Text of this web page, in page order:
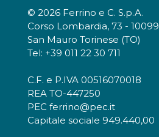
© 2026 Ferrino e C. S.p.A.
Corso Lombardia, 73 - 10099
San Mauro Torinese (TO)
Tel: +39 011 22 30 711
C.F. e P.IVA 00516070018
REA TO-447250
PEC ferrino@pec.it
Capitale sociale 949.440,00